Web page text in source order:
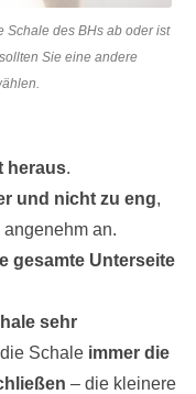
Schale des BHs ab oder ist
Sie eine andere
heraus.
und nicht zu eng,
an.
gesamte Unterseite
sehr
Schale immer die
– die kleinere